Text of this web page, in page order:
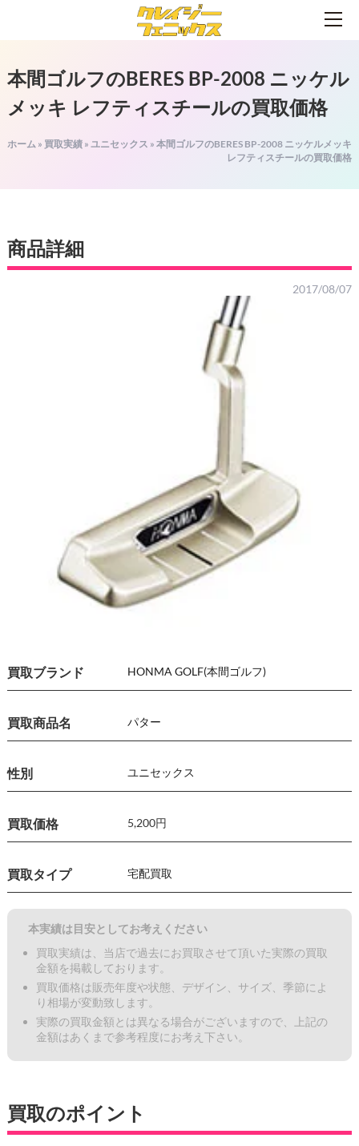
本間ゴルフのBERES BP-2008 ニッケル
メッキ レフティスチールの買取価格
ホーム » 買取実績 » ユニセックス » 本間ゴルフのBERES BP-2008 ニッケルメッキ
レフティスチールの買取価格
商品詳細
2017/08/07
買取ブランド HONMA GOLF(本間ゴルフ)
買取商品名 パター
性別 ユニセックス
買取価格 5,200円
買取タイプ 宅配買取
本実績は目安としてお考えください
買取実績は、当店で過去にお買取させて頂いた実際の買取
金額を掲載しております。
買取価格は販売年度や状態、デザイン、サイズ、季節によ
り相場が変動致します。
実際の買取金額とは異なる場合がございますので、上記の
金額はあくまで参考程度にお考え下さい。
買取のポイント